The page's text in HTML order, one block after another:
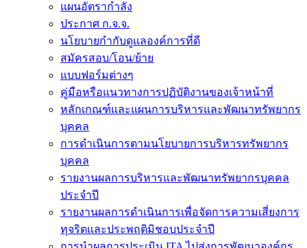
แผนอัตรากำลัง
ประกาศ ก.จ.จ.
นโยบายกำกับดูแลองค์การที่ดี
สมัครสอบ/โอน/ย้าย
แบบฟอร์มต่างๆ
คู่มือหรือแนวทางการปฏิบัติงานของเจ้าหน้าที่
หลักเกณฑ์และแผนการบริหารและพัฒนาทรัพยากร
บุคคล
การดำเนินการตามนโยบายการบริหารทรัพยากร
บุคคล
รายงานผลการบริหารและพัฒนาทรัพยากรบุคคล
ประจำปี
รายงานผลการดำเนินการเพื่อจัดการความเสี่ยงการ
ทุจริตและประพฤติมิชอบประจำปี